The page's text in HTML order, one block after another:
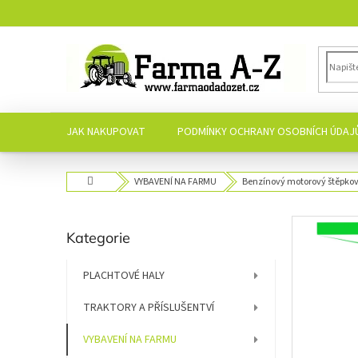
JAK NAKUPOVAT PODMÍNKY OCHRANY OSOBNÍCH
Domů VYBAVENÍ NA FARMU Benzínový motorový
o
n
Přeskočit
Kategorie
PLACHTOVÉ HALY
TRAKTORY A PŘÍSLUŠENTVÍ
VYBAVENÍ NA FARMU